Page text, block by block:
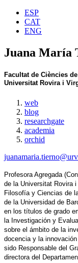
ESP
CAT
ENG
Juana María
Facultat de Ciències
Universitat Rovira i
web
blog
researchgate
academia
orchid
Profesora Agregada
de la Universitat Rovira
Filosofía y Ciencias de
de la Universidad de
en los títulos de grado
la Investigación y
sobre el ámbito de la
docencia y la
sido Responsable del
directora del